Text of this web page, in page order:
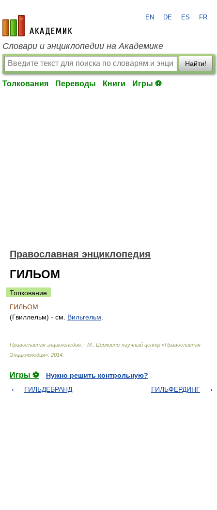
academic.ru
EN DE ES FR
Словари и энциклопедии на Академике
Найти!
Толкования Переводы Книги Игры ⚽
Православная энциклопедия
ГИЛЬОМ
Толкование
ГИЛЬОМ
(Гвиллельм) - см. Вильгельм
Православная энциклопедия. - М.: Церковно-научный центр «Православная
Энциклопедия» 2014
Игры ⚽
Нужно решить контрольную?
ГИЛЬДЕБРАНД
ГИЛЬФЕРДИНГ